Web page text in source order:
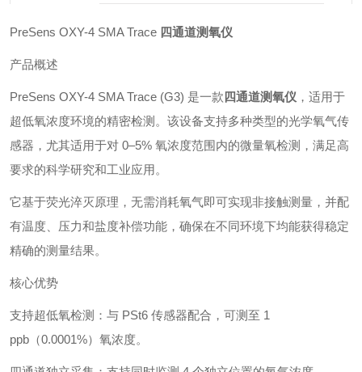
PreSens OXY-4 SMA Trace 四通道测氧仪
产品概述
PreSens OXY-4 SMA Trace (G3) 是一款四通道测氧仪 ，适用于
超低氧浓度环境的精密检测。该设备支持多种类型的光学氧气传
感器，尤其适用于对 0–5% 氧浓度范围内的微量氧检测，满足高
要求的科学研究和工业应用。
它基于荧光淬灭原理，无需消耗氧气即可实现非接触测量，并配
有温度、压力和盐度补偿功能，确保在不同环境下均能获得稳定
精确的测量结果。
核心优势
支持超低氧检测：与 PSt6 传感器配合，可测至 1
ppb（0.0001%）氧浓度。